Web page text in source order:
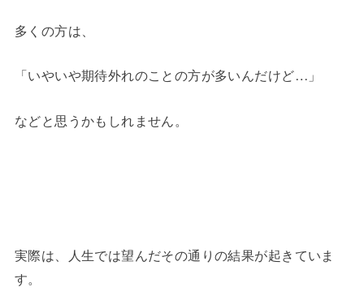
多くの方は、
「いやいや期待外れのことの方が多いんだけど…」
などと思うかもしれません。
実際は、人生では望んだその通りの結果が起きていま
す。